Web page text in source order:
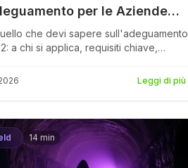
per le Aziende
che devi sapere sull'adeguamento
a chi si applica, requisiti chiave,
passo-passo per la piena conformità
Leggi di più
14 min